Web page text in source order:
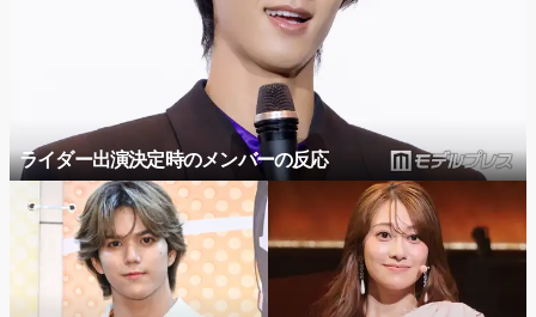
ライダー出演決定時のメンバーの反応